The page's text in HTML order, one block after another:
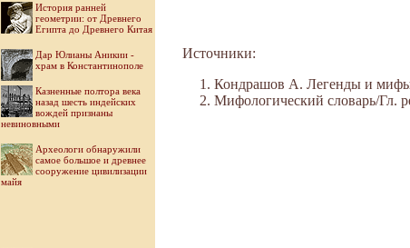
История ранней
геометрии: от Древнего
Египта до Древнего Китая
Дар Юлианы Аникии -
храм в Константинополе
Казненные полтора века
назад шесть индейских
вождей признаны
невиновными
Археологи обнаружили
самое большое и древнее
сооружение цивилизации
майя
Источники:
Кондрашов А. Легенды и
Мифологический словарь/Гл.